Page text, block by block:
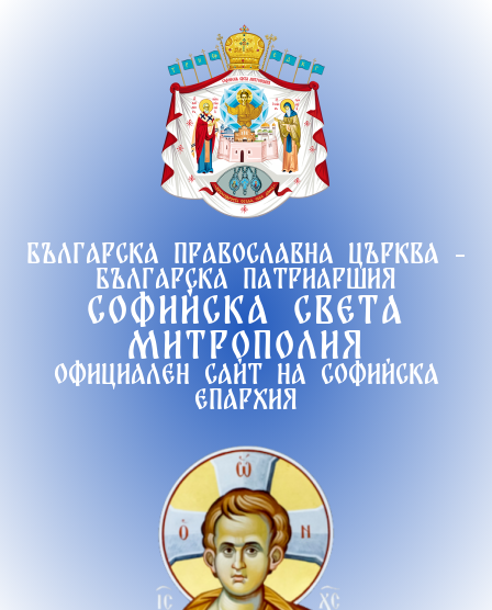
Българска православна църква -
Българска патриаршия
Софийска света
митрополия
Официален сайт на софийска
епархия